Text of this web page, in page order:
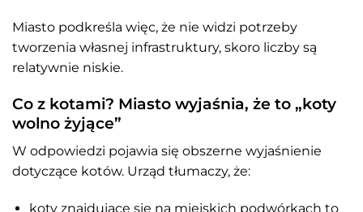
Miasto podkreśla więc, że nie widzi potrzeby
tworzenia własnej infrastruktury, skoro liczby są
relatywnie niskie.
Co z kotami? Miasto wyjaśnia, że to „koty
wolno żyjące”
W odpowiedzi pojawia się obszerne wyjaśnienie
dotyczące kotów. Urząd tłumaczy, że:
koty znajdujące się na miejskich podwórkach to